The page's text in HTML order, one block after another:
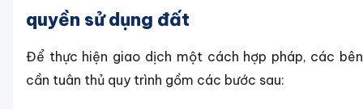
quyền sử dụng đất
Để thực hiện giao dịch một cách hợp pháp, các bên
cần tuân thủ quy trình gồm các bước sau: